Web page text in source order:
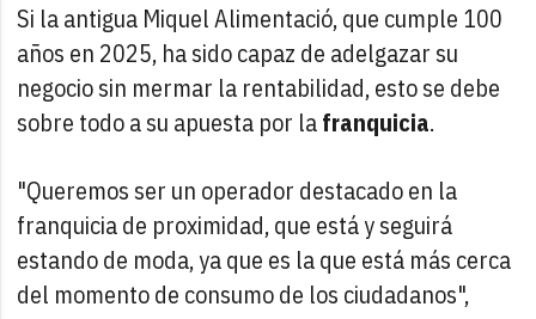
Si la antigua Miquel Alimentació, que cumple 100
años en 2025, ha sido capaz de adelgazar su
negocio sin mermar la rentabilidad, esto se debe
sobre todo a su apuesta por lafranquicia.
"Queremos ser un operador destacado en la
franquicia de proximidad, que está y seguirá
estando de moda, ya que es la que está más cerca
del momento de consumo de los ciudadanos",